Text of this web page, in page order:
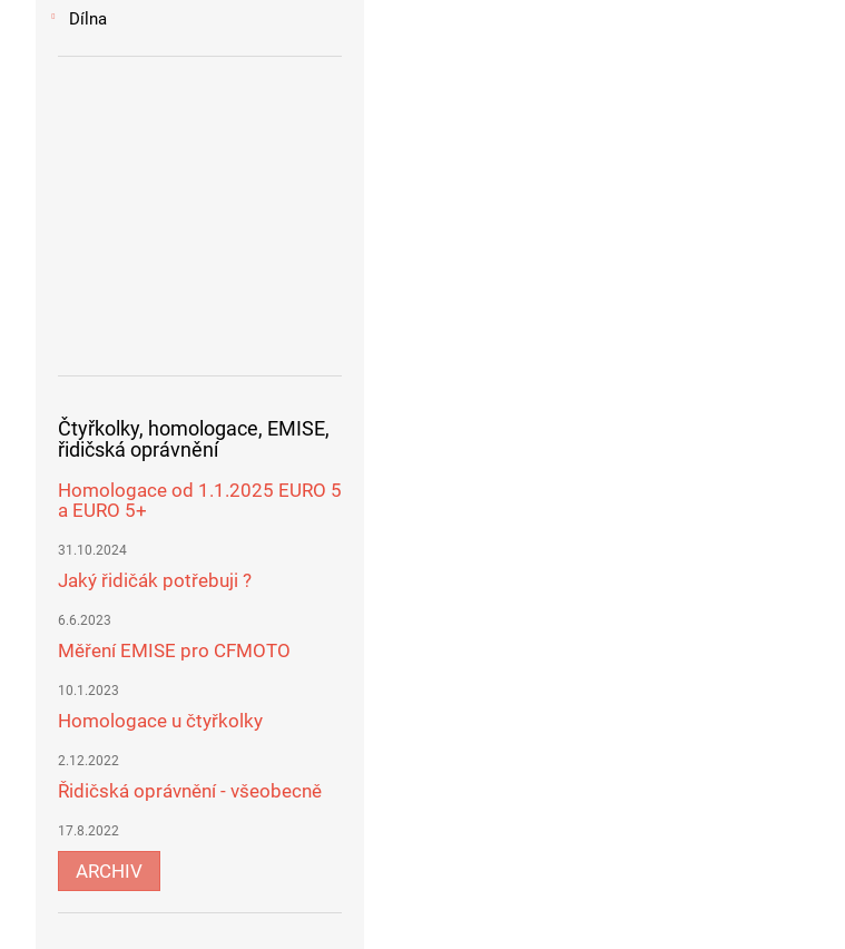
Dílna
Čtyřkolky, homologace, EMISE,
řidičská oprávnění
Homologace od 1.1.2025 EURO 5
a EURO 5+
31.10.2024
Jaký řidičák potřebuji ?
6.6.2023
Měření EMISE pro CFMOTO
10.1.2023
Homologace u čtyřkolky
2.12.2022
Řidičská oprávnění - všeobecně
17.8.2022
ARCHIV